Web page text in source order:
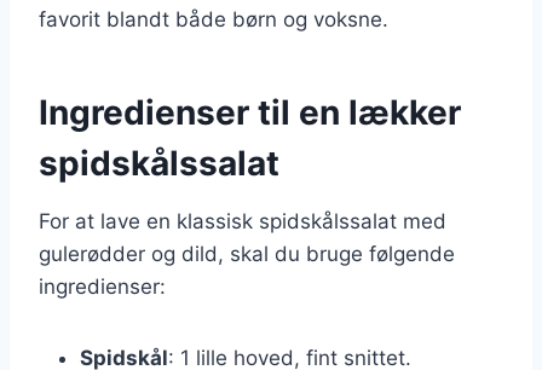
favorit blandt både børn og voksne.
Ingredienser til en lækker
spidskålssalat
For at lave en klassisk spidskålssalat med
gulerødder og dild, skal du bruge følgende
ingredienser:
Spidskål: 1 lille hoved, fint snittet.